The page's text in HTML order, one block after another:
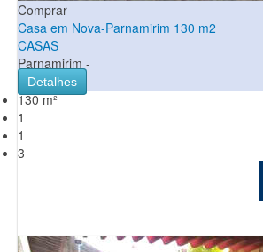
Comprar
Casa em Nova-Parnamirim 130 m2
CASAS
Parnamirim -
Detalhes
130 m²
1
1
3